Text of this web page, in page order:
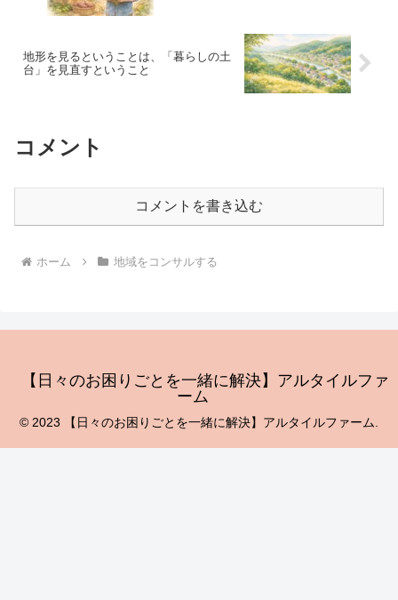
地形を見るということは、「暮らしの土
台」を見直すということ
コメント
コメントを書き込む
ホーム 地域をコンサルする
【日々のお困りごとを一緒に解決】アルタイルファ
ーム
© 2023 【日々のお困りごとを一緒に解決】アルタイルファーム.